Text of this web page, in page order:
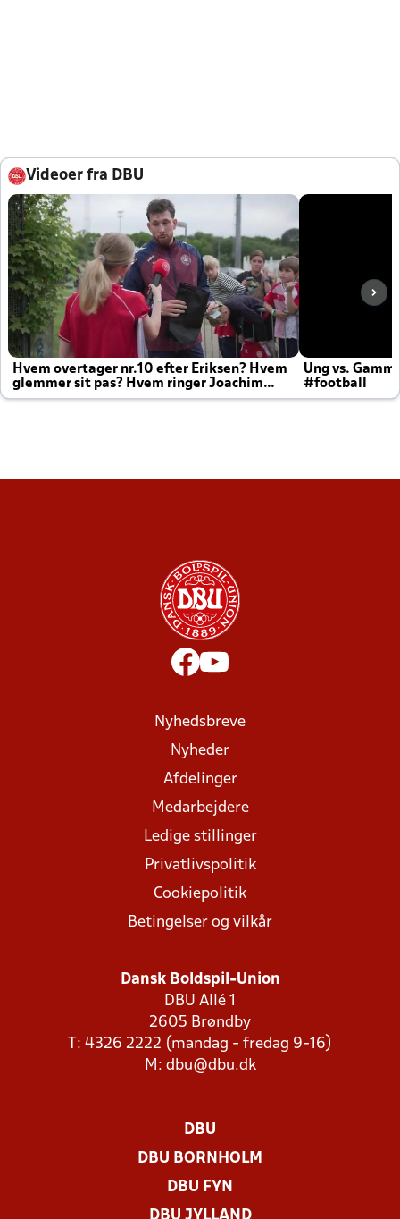
Videoer fra DBU
Hvem overtager nr.10 efter Eriksen? Hvem
glemmer sit pas? Hvem ringer Joachim
altid til efter kampe?
Ung vs.
#football
Nyhedsbreve
Nyheder
Afdelinger
Medarbejdere
Ledige stillinger
Privatlivspolitik
Cookiepolitik
Betingelser og vilkår
Dansk Boldspil-Union
DBU Allé 1
2605 Brøndby
T: 4326 2222 (mandag - fredag 9-16)
M: dbu@dbu.dk
DBU
DBU BORNHOLM
DBU FYN